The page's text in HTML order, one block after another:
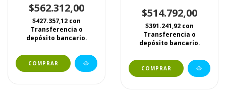
$562.312,00
$427.357,12 con
Transferencia o
depósito bancario.
COMPRAR
$514.792,00
$391.241,92 con
Transferencia o
depósito bancario.
COMPRAR